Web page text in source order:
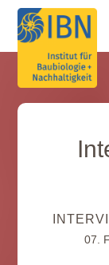
07.